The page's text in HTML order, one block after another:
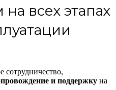
всех этапах
сотрудничество,
и поддержку на